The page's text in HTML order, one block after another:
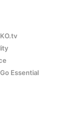
Essential